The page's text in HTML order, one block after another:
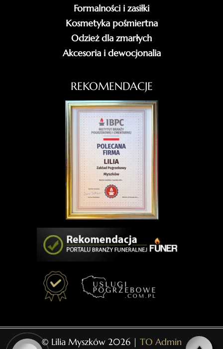
Formalności i zasiłki
Kosmetyka pośmiertna
Odzież dla zmarłych
Akcesoria i dewocjonalia
REKOMENDACJE
© Lilia Myszków 2026 | TO Admin